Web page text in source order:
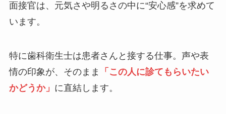
面接官は、元気さや明るさの中に“安心感”を求めて
います。
特に歯科衛生士は患者さんと接する仕事。声や表
情の印象が、そのまま
「この人に診てもらいたい
かどうか」 に直結します。